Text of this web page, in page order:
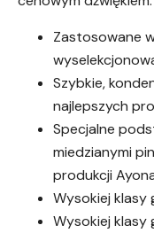
Zastosowane
Szybkie,
najlepszych
Specjalne
miedzianymi
produkcji
Wysokiej klasy
Wysokiej klasy